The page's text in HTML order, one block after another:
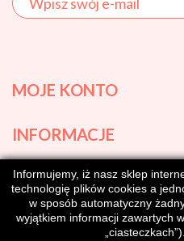
MOJE KONTO
INFORMACJE
GODZINY OTWARCIA
Informujemy, iż nasz sklep
technologię plików cookies a
w sposób automatyczny
wyjątkiem informacji zawartych
„ciasteczkach”).